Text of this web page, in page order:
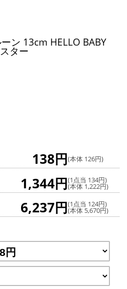
ン 13cm HELLO BABY
スター
138円(本体 126円)
1,344円(1点当 134円)
(本体 1,222円)
6,237円(1点当 124円)
(本体 5,670円)